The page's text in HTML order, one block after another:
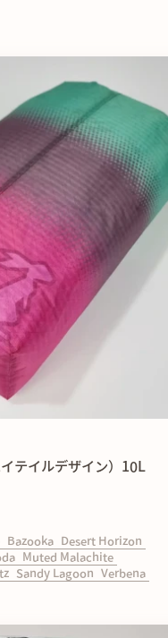
テイルデザイン）10L
Bazooka
Desert Horizon
Muted Malachite
Sandy Lagoon Verbena